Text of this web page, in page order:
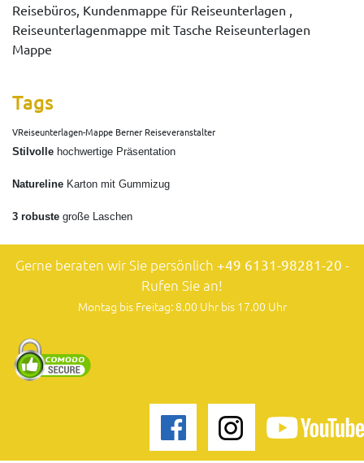
Reisebüros, Kundenmappe für Reiseunterlagen ,
Reiseunterlagenmappe mit Tasche Reiseunterlagen
Mappe
Tags
VReiseunterlagen-Mappe Berner Reiseveranstalter
Stilvolle hochwertige Präsentation
Natureline Karton mit Gummizug
3 robuste große Laschen
Gerne beraten wir Sie persönlich +49 6131-98281-20 -
Rufen Sie an!
Montag bis Freitag: 8.00 Uhr bis 17.00 Uhr